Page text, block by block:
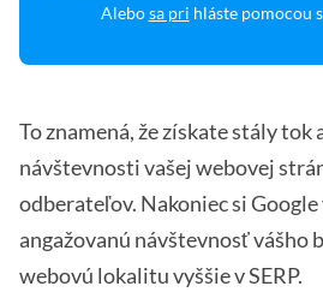
Alebosa pri hláste pomocou
To znamená, že získate stály
návštevnosti vašej webovej
odberateľov. Nakoniec si
angažovanú návštevnosť vášho
webovú lokalitu vyššie v SERP.